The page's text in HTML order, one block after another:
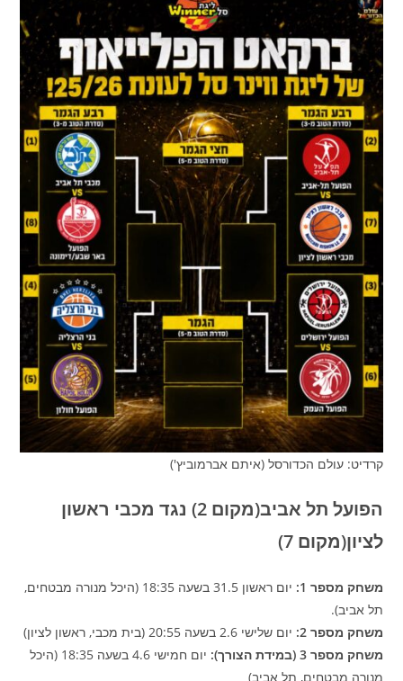
קרדיט: עולם הכדורסל (איתם אברמוביץ')
הפועל תל אביב(מקום 2) נגד מכבי ראשון
לציון(מקום 7)
משחק מספר 1:
יום ראשון 31.5 בשעה 18:35 (היכל מנורה מבטחים,
תל אביב).
משחק מספר 2:
יום שלישי 2.6 בשעה 20:55 (בית מכבי, ראשון לציון)
משחק מספר 3 (במידת הצורך):
יום חמישי 4.6 בשעה 18:35 (היכל
מנורה מבטחים, תל אביב)